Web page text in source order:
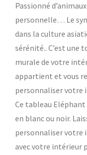
Passionné
personnelle… Le
dans la culture
sérénité.. C’est une
murale de votre
appartient et vous
personnaliser votre
Ce tableau
en blanc ou noir.
personnaliser votre
avec votre intérieur